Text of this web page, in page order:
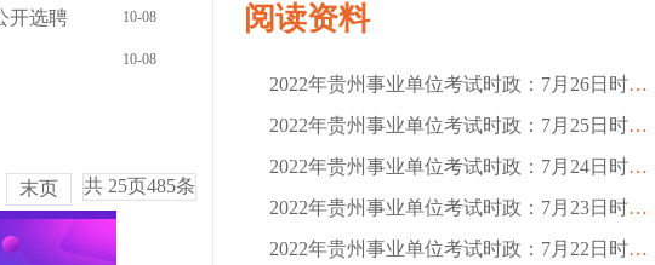
开选聘 10-08
10-08
末页 共 25页485条
阅读资料
2022年贵州事业单位考试时政：7月26日时政热点
2022年贵州事业单位考试时政：7月25日时政热点
2022年贵州事业单位考试时政：7月24日时政热点
2022年贵州事业单位考试时政：7月23日时政热点
2022年贵州事业单位考试时政：7月22日时政热点